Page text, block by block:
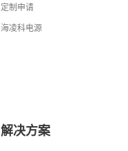
定制申请
海凌科电源
解决方案